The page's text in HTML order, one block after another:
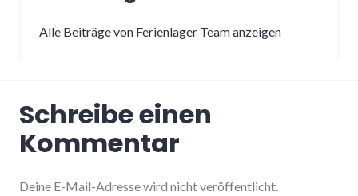
Alle Beiträge von Ferienlager Team anzeigen
Schreibe einen
Kommentar
Deine E-Mail-Adresse wird nicht veröffentlicht.